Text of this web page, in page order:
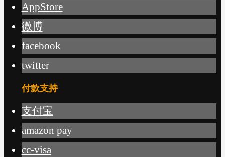
AppStore
微博
facebook
twitter
付款支持
支付宝
amazon pay
cc-visa